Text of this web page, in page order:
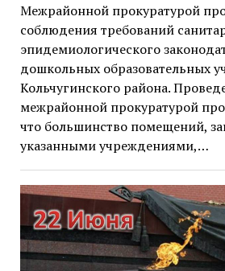
Межрайонной прокуратурой
соблюдения требований
эпидемиологического
дошкольных образовательных
Кольчугинского района.
межрайонной прокуратурой
что большинство помещений,
указанными учреждениями,…